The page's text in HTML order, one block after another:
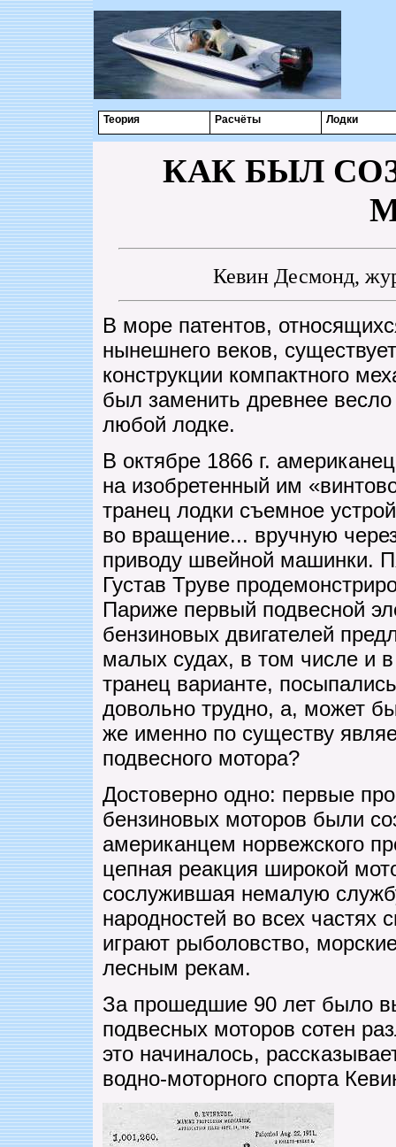
Теория Расчёты Лодки
КАК БЫЛ
Кевин Десмонд,
В море патентов,
нынешнего веков,
конструкции компактного
был заменить древнее
любой лодке.
В октябре 1866 г.
на изобретенный им
транец лодки съемное
во вращение... вручную
приводу швейной машинки.
Густав Труве
Париже первый подвесной
бензиновых двигателей
малых судах, в том числе и
транец варианте,
довольно трудно, а, может
же именно по существу
подвесного мотора?
Достоверно одно: первые
бензиновых моторов были
американцем норвежского
цепная реакция широкой
сослужившая немалую
народностей во всех
играют рыболовство,
лесным рекам.
За прошедшие 90 лет было
подвесных моторов сотен
это начиналось,
водно-моторного спорта